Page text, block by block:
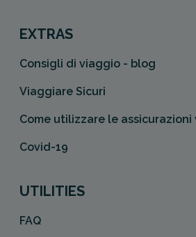
EXTRAS
Consigli di viaggio - blog
Viaggiare Sicuri
Come utilizzare le
Covid-19
UTILITIES
FAQ